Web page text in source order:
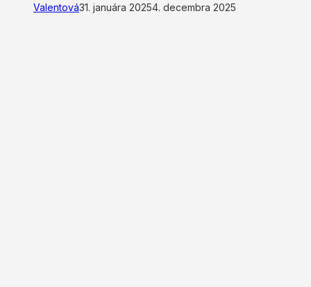
Valentová31. januára 20254. decembra 2025